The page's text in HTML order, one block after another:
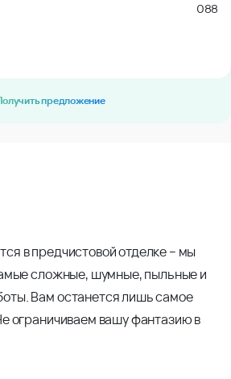
088
предложение
в предчистовой отделке – мы
сложные, шумные, пыльные и
Вам останется лишь самое
ограничиваем вашу фантазию в